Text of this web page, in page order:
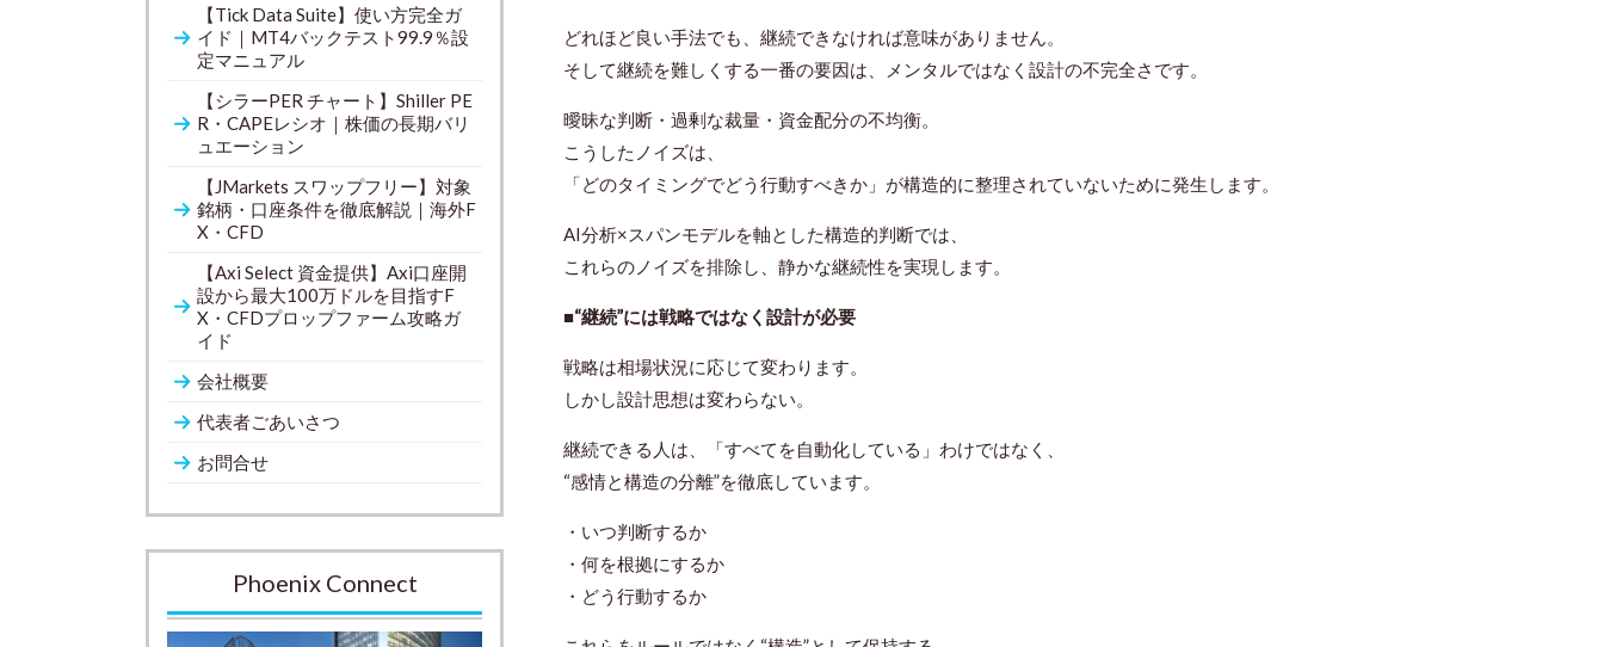
どれほど良い手法でも、継続できなければ意味がありません。
そして継続を難しくする一番の要因は、メンタルではなく 設計の不完全さ です。
曖昧な判断・過剰な裁量・資金配分の不均衡。
こうしたノイズは、
「どのタイミングでどう行動すべきか」が構造的に整理されていないために発生します。
AI分析×スパンモデルを軸とした構造的判断では、
これらのノイズを排除し、静かな継続性を実現します。
■“継続”には戦略ではなく設計が必要
戦略は相場状況に応じて変わります。
しかし設計思想は変わらない。
継続できる人は、「すべてを自動化している」わけではなく、
“感情と構造の分離”を徹底しています。
・いつ判断するか
・何を根拠にするか
・どう行動するか
【Tick Data Suite】使い方完全ガ
イド｜MT4バックテスト99.9％設
定マニュアル
【シラーPER チャート】Shiller PE
R・CAPEレシオ｜株価の長期バリ
ュエーション
【JMarkets スワップフリー】対象
銘柄・口座条件を徹底解説｜海外F
X・CFD
【Axi Select 資金提供】Axi口座開
設から最大100万ドルを目指すF
X・CFDプロップファーム攻略ガ
イド
会社概要
代表者ごあいさつ
お問合せ
Phoenix Connect